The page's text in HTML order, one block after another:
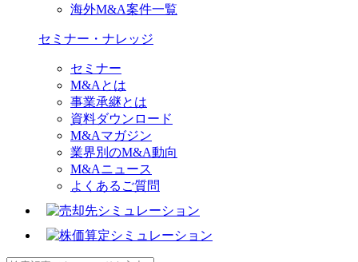
海外M&A案件一覧
セミナー・ナレッジ
セミナー
M&Aとは
事業承継とは
資料ダウンロード
M&Aマガジン
業界別のM&A動向
M&Aニュース
よくあるご質問